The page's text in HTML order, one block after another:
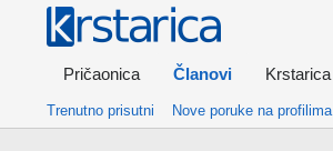
Pričaonica Članovi Krstarica
Trenutno prisutni Nove poruke na profilima